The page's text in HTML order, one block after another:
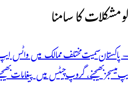
کا سامنا
پاکستان سمیت مختلف ممالک میں واٹس
بھیجنے، گروپ چیٹس میں پیغامات